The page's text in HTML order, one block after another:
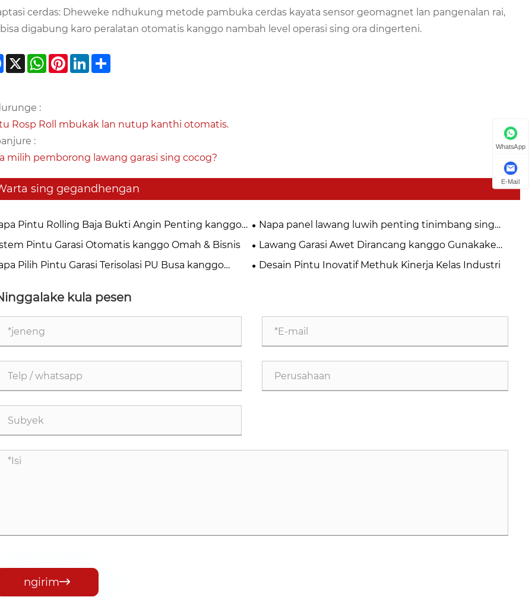
cerdas: Dheweke ndhukung metode pambuka cerdas kayata sensor geomagnet lan pangenalan rai,
bisa digabung karo peralatan otomatis kanggo nambah level operasi sing ora dingerteni.
Facebook
X WhatsApp
PinterestLinkedIn
:
Rosp Roll mbukak lan nutup kanthi otomatis.
:
milih pemborong lawang garasi sing cocog?
sing gegandhengan
Pintu Rolling Baja Bukti Angin Penting kanggo
Industri Modern?
Napa panel lawang luwih penting tinimbang sing
sampeyan pikirake?
Pintu Garasi Otomatis kanggo Omah & Bisnis
Lawang Garasi Awet Dirancang kanggo Gunakake
Jangka Panjang
Pilih Pintu Garasi Terisolasi PU Busa kanggo
Desain Pintu Inovatif Methuk Kinerja Kelas Industri
kula pesen
ngirim
WhatsApp
E-Mail